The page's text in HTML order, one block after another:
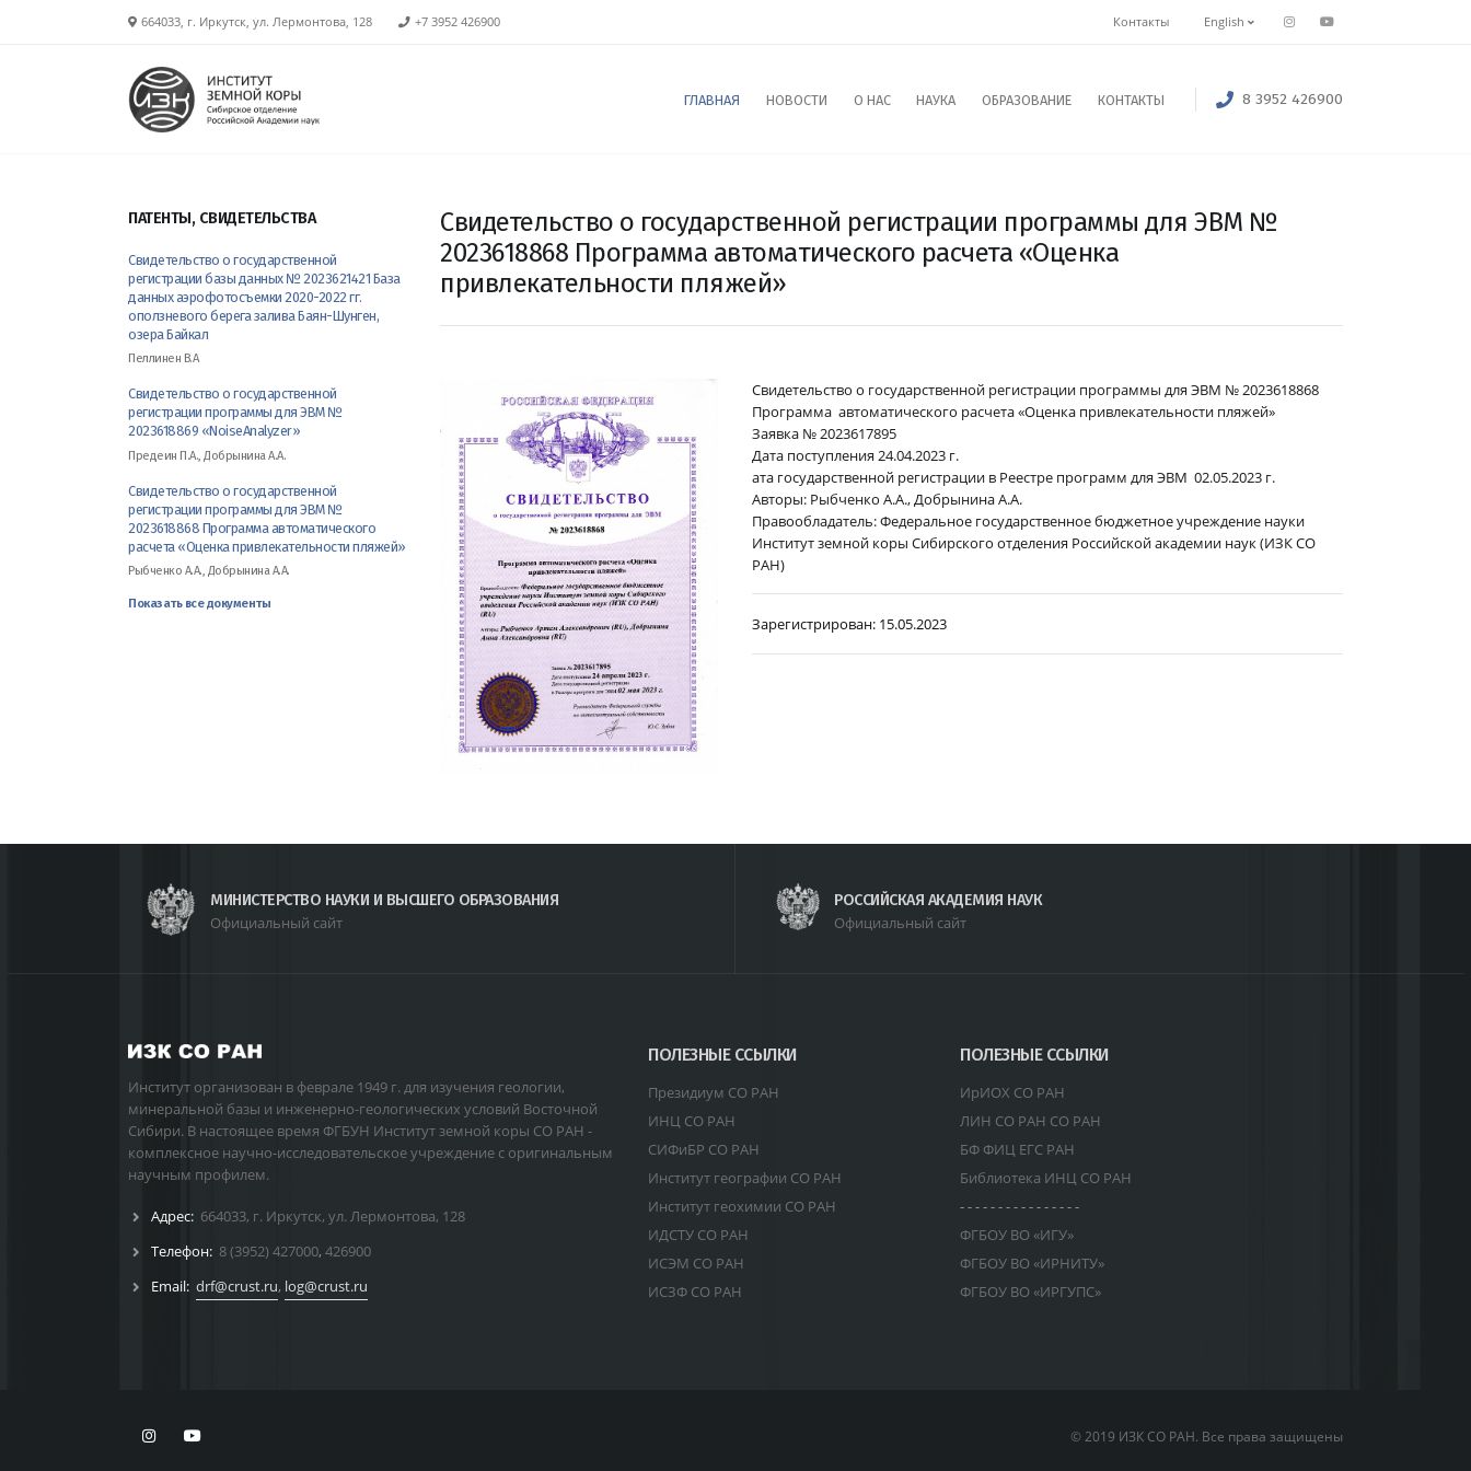
664033, г. Иркутск, ул. Лермонтова, 128 +7 3952 426900 Контакты English
ГЛАВНАЯ НОВОСТИ О НАС НАУКА ОБРАЗОВАНИЕ КОНТАКТЫ 8 3952 426900
ПАТЕНТЫ, СВИДЕТЕЛЬСТВА
Свидетельство о государственной
регистрации базы данных № 2023621421 База
данных аэрофотосъемки 2020-2022 гг.
оползневого берега залива Баян-Шунген,
озера Байкал
Пеллинен В.А
Свидетельство о государственной
регистрации программы для ЭВМ №
2023618869 «NoiseAnalyzer»
Предеин П.А., Добрынина А.А.
Свидетельство о государственной
регистрации программы для ЭВМ №
2023618868 Программа автоматического
расчета «Оценка привлекательности пляжей»
Рыбченко А.А., Добрынина А.А.
Показать все документы
Свидетельство о государственной регистрации программы для ЭВМ №
2023618868 Программа автоматического расчета «Оценка
привлекательности пляжей»
Свидетельство о государственной регистрации программы для ЭВМ № 2023618868
Программа автоматического расчета «Оценка привлекательности пляжей»
Заявка № 2023617895
Дата поступления 24.04.2023 г.
ата государственной регистрации в Реестре программ для ЭВМ 02.05.2023 г.
Авторы: Рыбченко А.А., Добрынина А.А.
Правообладатель: Федеральное государственное бюджетное учреждение науки
Институт земной коры Сибирского отделения Российской академии наук (ИЗК СО
РАН)
Зарегистрирован:15.05.2023
МИНИСТЕРСТВО НАУКИ И ВЫСШЕГО ОБРАЗОВАНИЯ
Официальный сайт
РОССИЙСКАЯ АКАДЕМИЯ НАУК
Официальный сайт
Институт организован в феврале 1949 г. для изучения геологии,
минеральной базы и инженерно-геологических условий Восточной
Сибири. В настоящее время ФГБУН Институт земной коры СО РАН -
комплексное научно-исследовательское учреждение с оригинальным
научным профилем.
Адрес: 664033, г. Иркутск, ул. Лермонтова, 128
Телефон: 8 (3952) 427000, 426900
Email: drf@crust.ru, log@crust.ru
ПОЛЕЗНЫЕ ССЫЛКИ
Президиум СО РАН
ИНЦ СО РАН
СИФиБР СО РАН
Институт географии СО РАН
Институт геохимии СО РАН
ИДСТУ СО РАН
ИСЭМ СО РАН
ИСЗФ СО РАН
ПОЛЕЗНЫЕ ССЫЛКИ
ИрИОХ СО РАН
ЛИН СО РАН СО РАН
БФ ФИЦ ЕГС РАН
Библиотека ИНЦ СО РАН
- - - - - - - - - - - - - - - -
ФГБОУ ВО «ИГУ»
ФГБОУ ВО «ИРНИТУ»
ФГБОУ ВО «ИРГУПС»
© 2019 ИЗК СО РАН. Все права защищены